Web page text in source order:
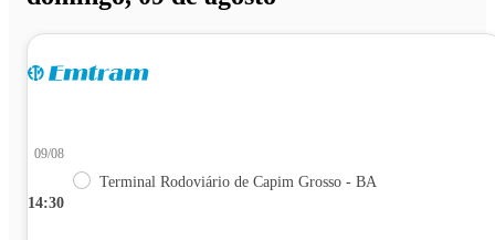
14:30
09/08
Terminal Rodoviário de Capim Grosso - BA